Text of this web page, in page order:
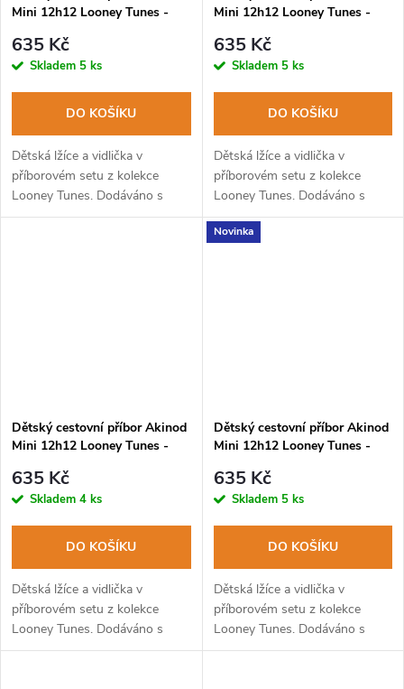
Mini 12h12 Looney Tunes -
635 Kč
Skladem 5 ks
DO KOŠÍKU
Dětská lžíce a vidlička v
příborovém setu z kolekce
Looney Tunes. Dodáváno s
pevným PP pouzdrem. Lze mýt
Mini 12h12 Looney Tunes -
635 Kč
Skladem 5 ks
DO KOŠÍKU
Dětská lžíce a vidlička v
příborovém setu z kolekce
Looney Tunes. Dodáváno s
pevným PP pouzdrem. Lze mýt
v myčce na nádobí.
Dětský cestovní příbor Akinod
Mini 12h12 Looney Tunes -
635 Kč
Skladem 4 ks
DO KOŠÍKU
Dětská lžíce a vidlička v
příborovém setu z kolekce
Looney Tunes. Dodáváno s
pevným PP pouzdrem. Lze mýt
Novinka
Dětský cestovní příbor Akinod
Mini 12h12 Looney Tunes -
635 Kč
Skladem 5 ks
DO KOŠÍKU
Dětská lžíce a vidlička v
příborovém setu z kolekce
Looney Tunes. Dodáváno s
pevným PP pouzdrem. Lze mýt